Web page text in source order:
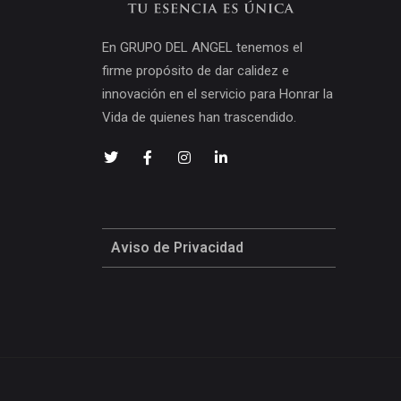
En GRUPO DEL ANGEL tenemos el
firme propósito de dar calidez e
innovación en el servicio para Honrar la
Vida de quienes han trascendido.
Aviso de Privacidad